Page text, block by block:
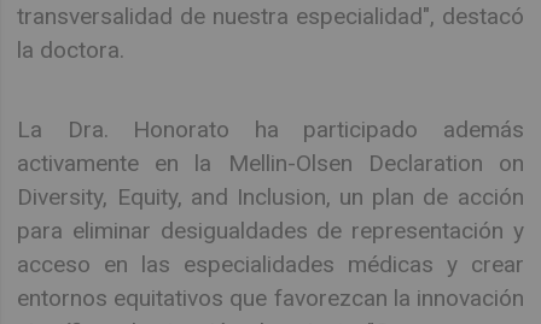
transversalidad de nuestra especialidad", destacó
la doctora.
La Dra. Honorato ha participado además
activamente en la Mellin-Olsen Declaration on
Diversity, Equity, and Inclusion, un plan de acción
para eliminar desigualdades de representación y
acceso en las especialidades médicas y crear
entornos equitativos que favorezcan la innovación